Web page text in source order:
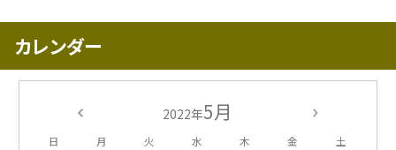
カレンダー
2022年5月
日 月 火 水 木 金 土